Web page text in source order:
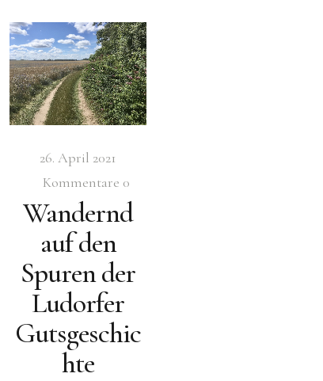
26. April 2021
Kommentare 0
Wandernd
auf den
Spuren der
Ludorfer
Gutsgeschic
hte